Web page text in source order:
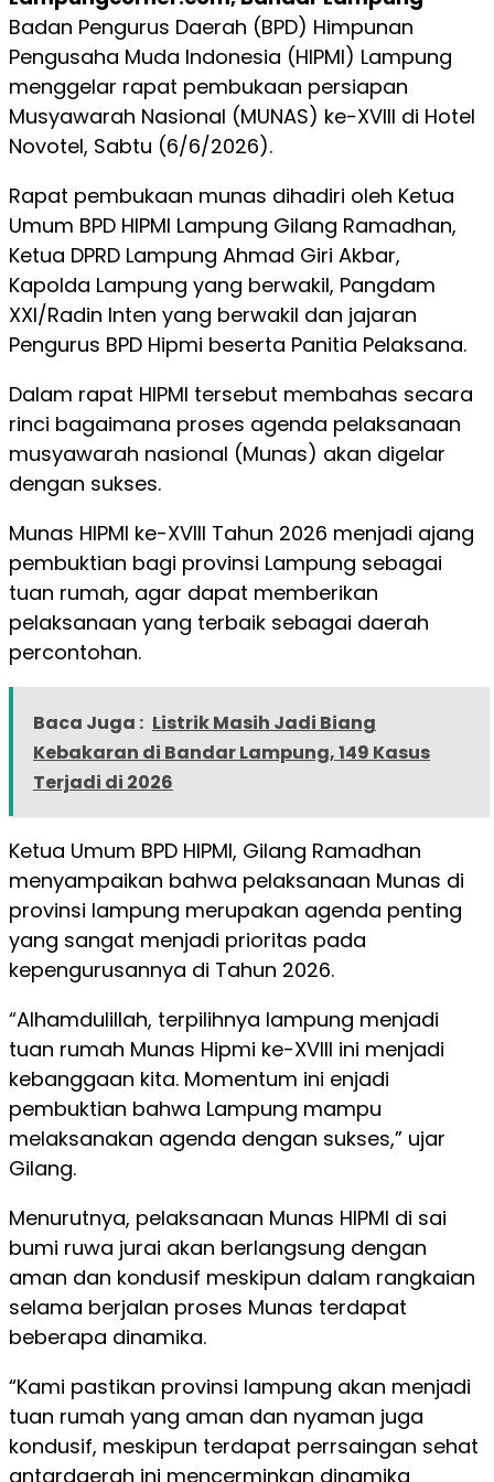
Badan Pengurus Daerah (BPD) Himpunan
Pengusaha Muda Indonesia (HIPMI) Lampung
menggelar rapat pembukaan persiapan
Musyawarah Nasional (MUNAS) ke-XVIII di Hotel
Novotel, Sabtu (6/6/2026).
Rapat pembukaan munas dihadiri oleh Ketua
Umum BPD HIPMI Lampung Gilang Ramadhan,
Ketua DPRD Lampung Ahmad Giri Akbar,
Kapolda Lampung yang berwakil, Pangdam
XXI/Radin Inten yang berwakil dan jajaran
Pengurus BPD Hipmi beserta Panitia Pelaksana.
Dalam rapat HIPMI tersebut membahas secara
rinci bagaimana proses agenda pelaksanaan
musyawarah nasional (Munas) akan digelar
dengan sukses.
Munas HIPMI ke-XVIII Tahun 2026 menjadi ajang
pembuktian bagi provinsi Lampung sebagai
tuan rumah, agar dapat memberikan
pelaksanaan yang terbaik sebagai daerah
percontohan.
Baca Juga : Listrik Masih Jadi Biang
Kebakaran di Bandar Lampung, 149 Kasus
Terjadi di 2026
Ketua Umum BPD HIPMI, Gilang Ramadhan
menyampaikan bahwa pelaksanaan Munas di
provinsi lampung merupakan agenda penting
yang sangat menjadi prioritas pada
kepengurusannya di Tahun 2026.
“Alhamdulillah, terpilihnya lampung menjadi
tuan rumah Munas Hipmi ke-XVIII ini menjadi
kebanggaan kita. Momentum ini enjadi
pembuktian bahwa Lampung mampu
melaksanakan agenda dengan sukses,” ujar
Gilang.
Menurutnya, pelaksanaan Munas HIPMI di sai
bumi ruwa jurai akan berlangsung dengan
aman dan kondusif meskipun dalam rangkaian
selama berjalan proses Munas terdapat
beberapa dinamika.
“Kami pastikan provinsi lampung akan menjadi
tuan rumah yang aman dan nyaman juga
kondusif, meskipun terdapat perrsaingan sehat
antardaerah ini mencerminkan dinamika